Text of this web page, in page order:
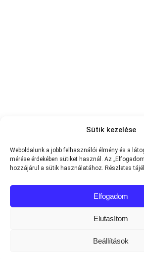
Sütik kezelése
Weboldalunk a jobb felhasználói élmény és a
mérése érdekében sütiket használ. Az
hozzájárul a sütik használatához. Részletes
Elfogadom
Elutasítom
Beállítások
Minden jog fenntartva © 2013-2026